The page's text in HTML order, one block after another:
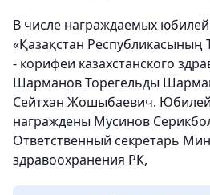
В числе награждаемых
«Қазақстан Республикасының
- корифеи казахстанского
Шарманов Торегельды
Сейтхан Жошыбаевич.
награждены Мусинов
Ответственный секретарь
здравоохранения РК,